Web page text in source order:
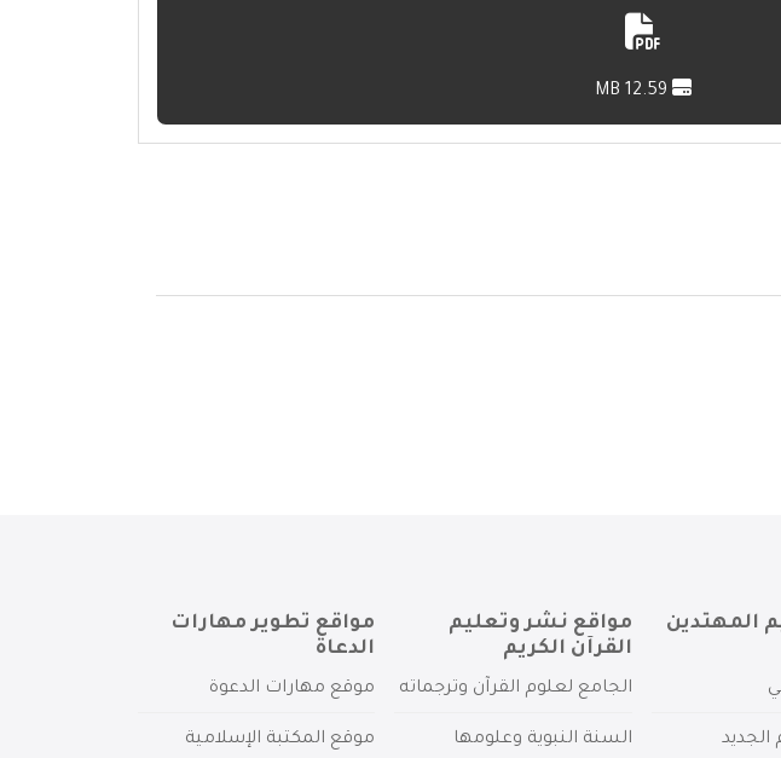
المهتدين
مواقع نشر وتعليم
القرآن الكريم
الجامع لعلوم القرآن وترجماته
السنة النبوية وعلومها
مواقع تطوير مهارات
الدعاة
موقع مهارات الدعوة
موقع المكتبة الإسلامية